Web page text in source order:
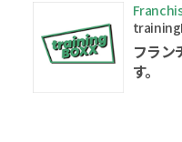
フラン
す。